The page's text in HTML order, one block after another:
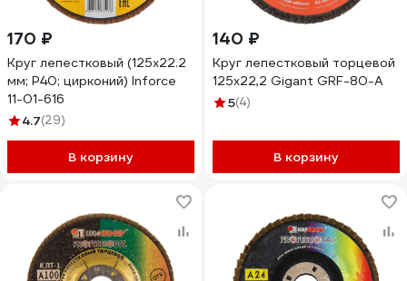
170 ₽
Круг лепестковый (125x22.2
мм; P40; цирконий) Inforce
11-01-616
4.7(29)
В корзину
140 ₽
Круг лепестковый торцевой
125x22,2 Gigant GRF-80-А
5(4)
В корзину